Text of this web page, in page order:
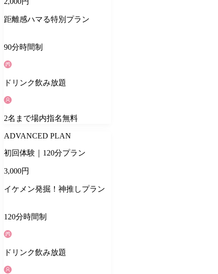
距離感ハマる特別プラン
90分時間制
ドリンク飲み放題
2名 まで場内指名無料
ADVANCED PLAN
初回体験｜120分プラン
3,000円
イケメン発掘！神推しプラン
120分時間制
ドリンク飲み放題